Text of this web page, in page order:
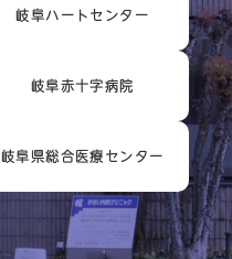
岐阜ハートセンター
岐阜赤十字病院
岐阜県総合医療センター